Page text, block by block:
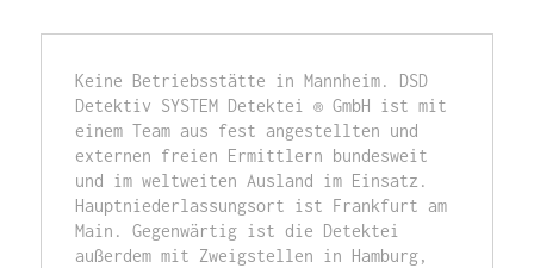
Keine Betriebsstätte in Mannheim. DSD
Detektiv SYSTEM Detektei ® GmbH ist mit
einem Team aus fest angestellten und
externen freien Ermittlern bundesweit
und im weltweiten Ausland im Einsatz.
Hauptniederlassungsort ist Frankfurt am
Main. Gegenwärtig ist die Detektei
außerdem mit Zweigstellen in Hamburg,